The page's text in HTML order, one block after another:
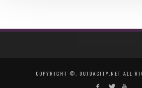
COPYRIGHT ©, OUJDACITY.NET ALL